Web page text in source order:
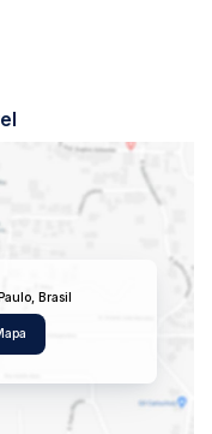
, Brasil